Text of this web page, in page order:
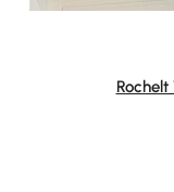
Durchschnittliche